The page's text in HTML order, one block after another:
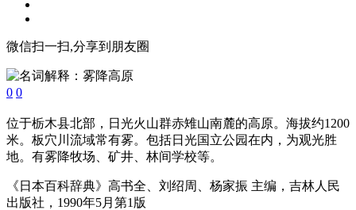
微信扫一扫,分享到朋友圈
0 0
位于栃木县北部，日光火山群赤雉山南麓的高原。海拔约1200
米。板穴川流域常有雾。包括日光国立公园在内，为观光胜
地。有雾降牧场、矿井、林间学校等。
《日本百科辞典》高书全、刘绍周、杨家振 主编，吉林人民
出版社，1990年5月第1版